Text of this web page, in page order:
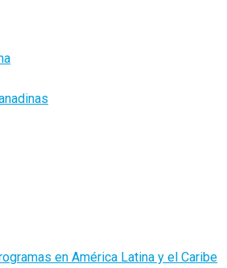
en América Latina y el Caribe